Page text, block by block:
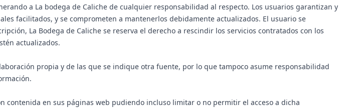
a La bodega de Caliche de cualquier responsabilidad al respecto. Los usuarios garantizan y
facilitados, y se comprometen a mantenerlos debidamente actualizados. El usuario se
La Bodega de Caliche se reserva el derecho a rescindir los servicios contratados con los
actualizados.
propia y de las que se indique otra fuente, por lo que tampoco asume responsabilidad
contenida en sus páginas web pudiendo incluso limitar o no permitir el acceso a dicha